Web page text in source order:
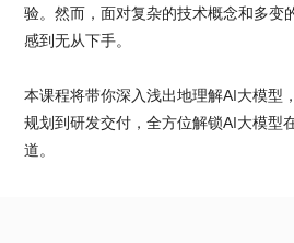
验。然而，面对复杂的技术概念和多变
感到无从下手。
本课程将带你深入浅出地理解AI大模型
规划到研发交付，全方位解锁AI大模型
道。